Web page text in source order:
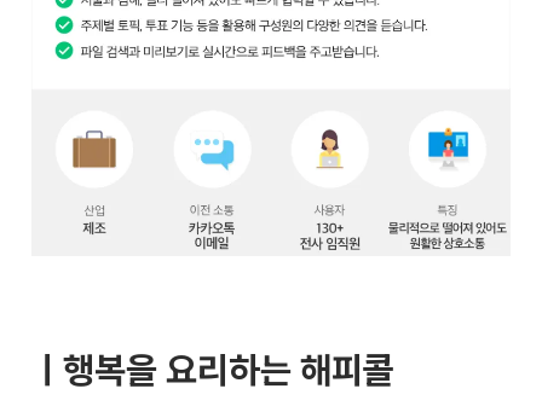
ㅣ행복을 요리하는 해피콜